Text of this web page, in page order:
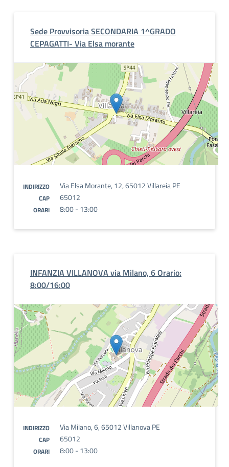
Sede Provvisoria SECONDARIA 1^GRADO
CEPAGATTI- Via Elsa morante
INDIRIZZO Via Elsa Morante, 12, 65012 Villareia PE
CAP 65012
ORARI 8:00 - 13:00
INFANZIA VILLANOVA via Milano, 6 Orario:
8:00/16:00
INDIRIZZO Via Milano, 6, 65012 Villanova PE
CAP 65012
ORARI 8:00 - 13:00